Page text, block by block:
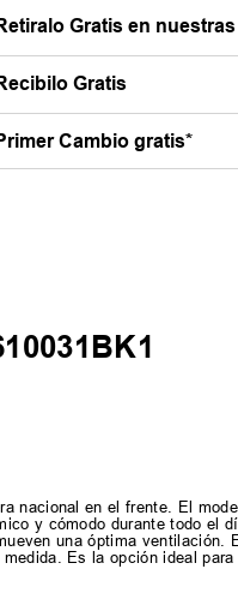
Gratis en
Gratis
Cambio gratis*
nacional en el frente. El
y cómodo durante todo el
una óptima ventilación.
Es la opción ideal